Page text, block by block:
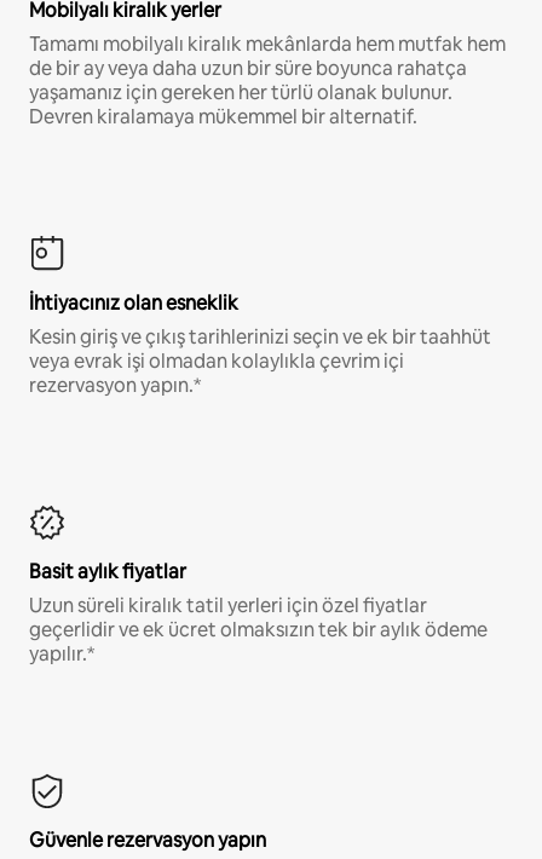
Mobilyalı kiralık yerler
Tamamı mobilyalı kiralık mekânlarda hem mutfak hem
de bir ay veya daha uzun bir süre boyunca rahatça
yaşamanız için gereken her türlü olanak bulunur.
Devren kiralamaya mükemmel bir alternatif.
İhtiyacınız olan esneklik
Kesin giriş ve çıkış tarihlerinizi seçin ve ek bir taahhüt
veya evrak işi olmadan kolaylıkla çevrim içi
rezervasyon yapın.*
Basit aylık fiyatlar
Uzun süreli kiralık tatil yerleri için özel fiyatlar
geçerlidir ve ek ücret olmaksızın tek bir aylık ödeme
yapılır.*
Güvenle rezervasyon yapın